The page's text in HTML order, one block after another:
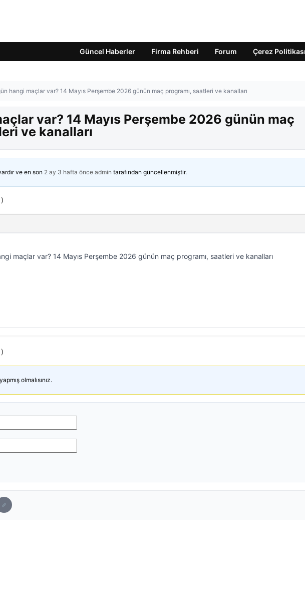
Güncel Haberler Firma Rehberi Forum Çerez Politikası
hangi maçlar var? 14 Mayıs Perşembe 2026 günün maç programı, saatleri ve kanalları
var? 14 Mayıs Perşembe 2026 günün maç
ve kanalları
ve en son 2 ay 3 hafta önce admin tarafından güncellenmiştir.
maçlar var? 14 Mayıs Perşembe 2026 günün maç programı, saatleri ve kanalları
olmalısınız.